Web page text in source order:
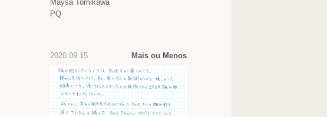
Maysa Tomikawa
PQ
2020.09.15 Mais ou Menos